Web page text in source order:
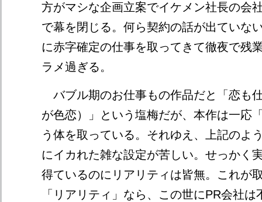
方がマシな企画立案でイケメン社長の会
で幕を閉じる。何ら契約の話が出ていな
に赤字確定の仕事を取ってきて徹夜で残
ラメ過ぎる。
バブル期のお仕事もの作品だと「恋も
が色恋）」という塩梅だが、本作は一応
う体を取っている。それゆえ、上記のよ
にイカれた雑な設定が苦しい。せっかく
得ているのにリアリティは皆無。これが
「リアリティ」なら、この世にPR会社